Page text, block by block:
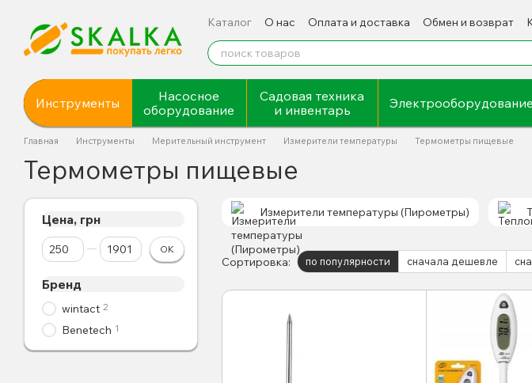
Каталог О нас Оплата и доставка Обмен и возврат
Инструменты
Насосное
оборудование
Садовая техника
и инвентарь
Электрооборудование
Главная Инструменты Мерительный инструмент Измерители температуры Термометры пищевые
Термометры пищевые
Измерители температуры (Пирометры)
Сортировка: по популярности сначала дешевле
Цена, грн
От Цена, грн
До Цена, грн OK
Бренд
wintact 2
Benetech 1